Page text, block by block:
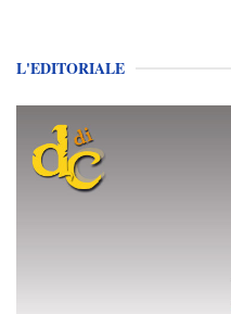
L'EDITORIALE